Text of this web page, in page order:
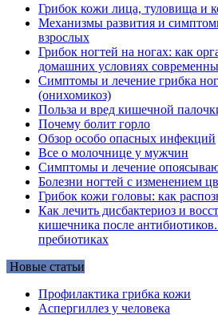
Грибок кожи лица, туловища и
Механизмы развития и
взрослых
Грибок ногтей на ногах: как
домашних условиях
Симптомы и лечение грибка
(онихомикоз)
Польза и вред кишечной
Почему болит горло
Обзор особо опасных инфекций
Все о молочнице у мужчин
Симптомы и лечение
Болезни ногтей с изменением
Грибок кожи головы: как
Как лечить дисбактериоз и
кишечника после
пребиотиках
Новые статьи
Профилактика грибка кожи
Аспергиллез у человека